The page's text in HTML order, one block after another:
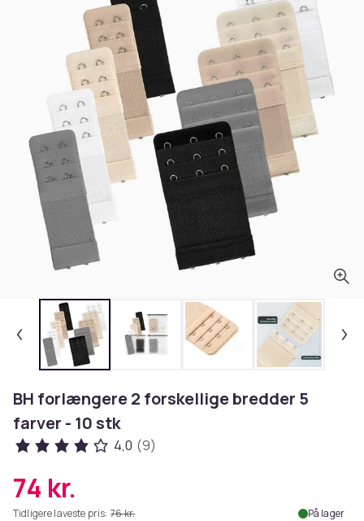
BH forlængere 2 forskellige bredder 5
farver - 10 stk
4,0 (9)
74 kr.
Tidligere laveste pris: 76 kr. På lager